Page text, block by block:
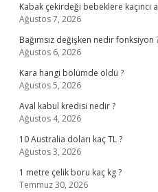
Kabak çekirdeği bebeklere kaçıncı
Ağustos 7, 2026
Bağımsız değişken nedir fonksiyon
Ağustos 6, 2026
Kara hangi bölümde öldü ?
Ağustos 5, 2026
Aval kabul kredisi nedir ?
Ağustos 4, 2026
10 Australia doları kaç TL ?
Ağustos 3, 2026
1 metre çelik boru kaç kg ?
Temmuz 30, 2026